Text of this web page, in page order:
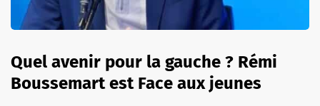
Quel avenir pour la gauche ? Rémi
Boussemart est Face aux jeunes